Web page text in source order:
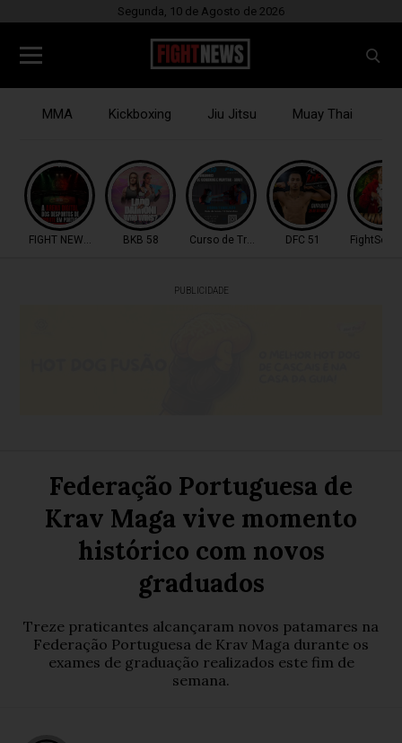
Segunda, 10 de Agosto de 2026
MMA Kickboxing Jiu Jitsu Muay Thai
FIGHT NEWS TV BKB 58 Curso de TreinadoresDFC 51
PUBLICIDADE
Federação Portuguesa de
Krav Maga vive momento
histórico com novos
graduados
Treze praticantes alcançaram novos patamares na
Federação Portuguesa de Krav Maga durante os
exames de graduação realizados este fim de
semana.